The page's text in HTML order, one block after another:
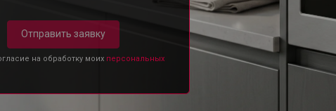
Отправить заявку
на обработку моих персональных